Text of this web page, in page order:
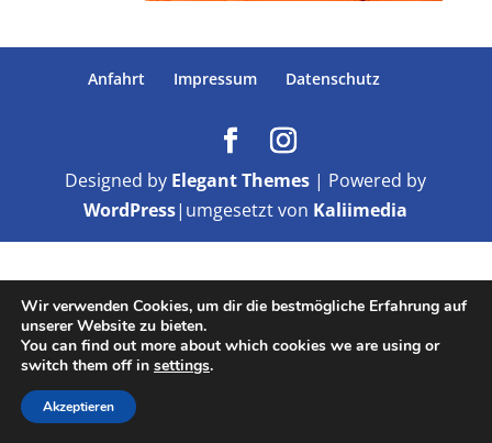
Anfahrt Impressum Datenschutz
Designed by Elegant Themes | Powered by
WordPress|umgesetzt von Kaliimedia
Wir verwenden Cookies, um dir die bestmögliche Erfahrung auf
unserer Website zu bieten.
You can find out more about which cookies we are using or
switch them off in settings.
Akzeptieren